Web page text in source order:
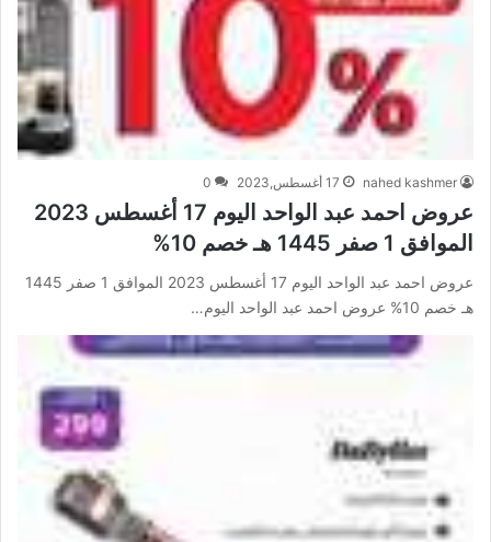
nahed kashmer 17 أغسطس,2023 0
عروض احمد عبد الواحد اليوم 17 أغسطس 2023
الموافق 1 صفر 1445 هـ خصم 10%
عروض احمد عبد الواحد اليوم 17 أغسطس 2023 الموافق 1 صفر 1445
هـ خصم 10% عروض احمد عبد الواحد اليوم…